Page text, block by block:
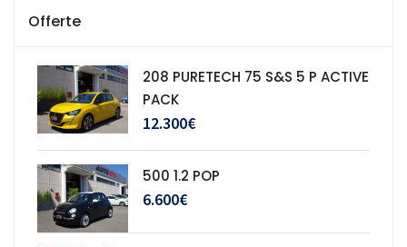
Offerte
208 PURETECH 75 S&S 5 P ACTIVE
PACK
12.300€
500 1.2 POP
6.600€